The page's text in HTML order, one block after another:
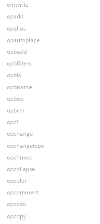
omwrite
opadd
opalias
opautoplace
opbadd
opbfilters
opbls
opbname
opbop
opbrm
opcf
opchange
opchangetype
opchmod
opcollapse
opcolor
opcomment
opcook
opcopy